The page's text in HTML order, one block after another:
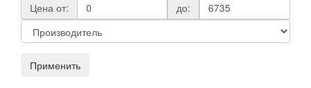
Цена от: до:
Применить